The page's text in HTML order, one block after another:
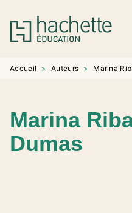
MENU RECHERCHE
PIED DE PAGE
Accueil > Auteurs > Marina
Marina
Dumas